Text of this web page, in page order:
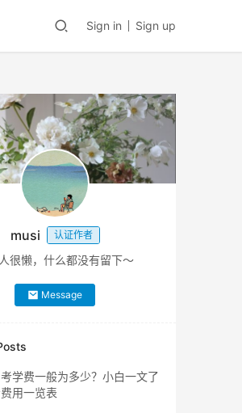
Sign in Sign up
musi 认证作者
很懒，什么都没有留下～
Message
学费一般为多少？小白一文了
用一览表